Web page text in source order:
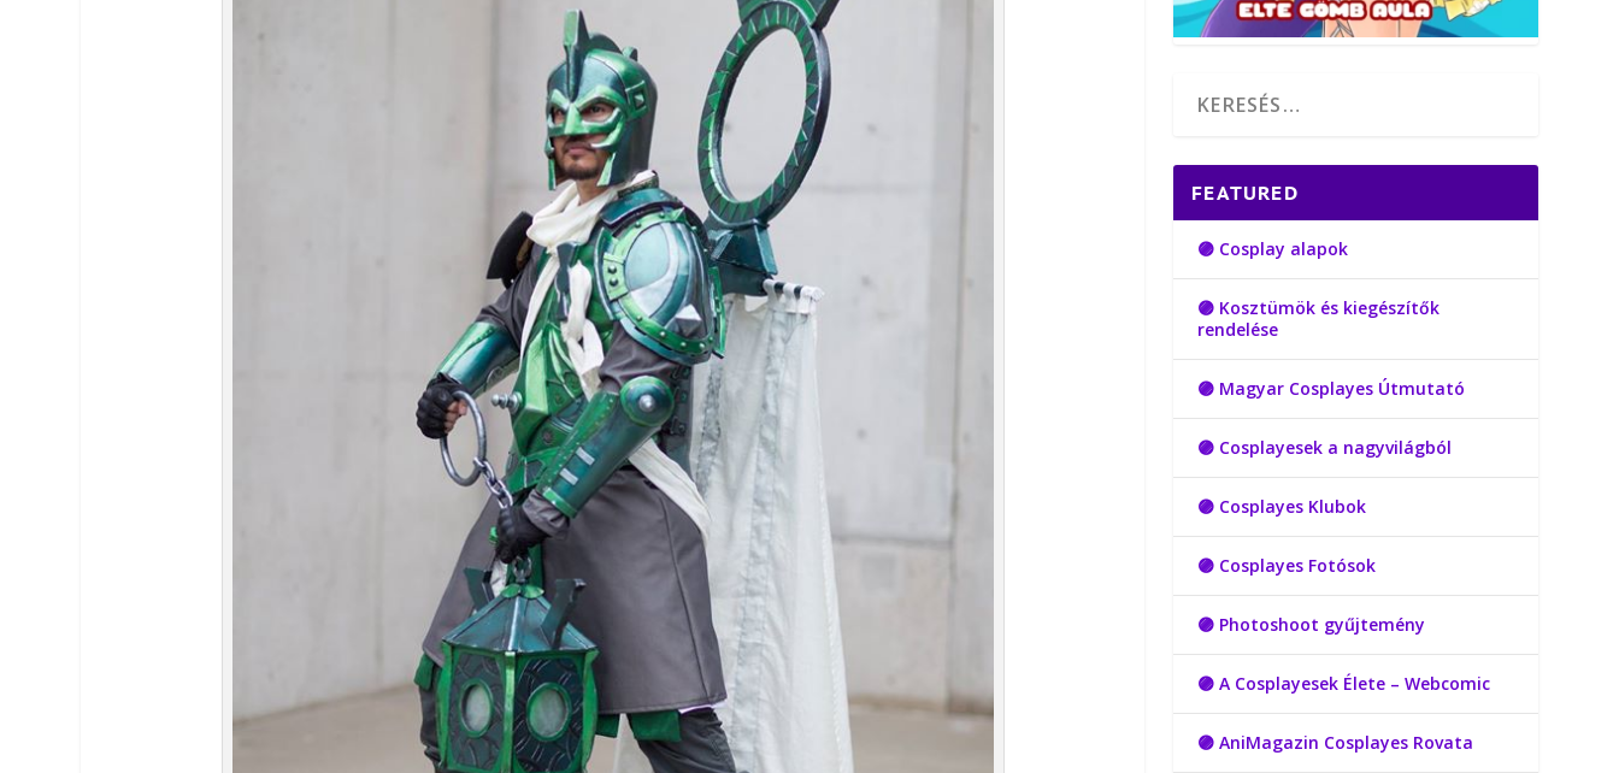
FEATURED
🟣 Cosplay alapok
🟣 Kosztümök és kiegészítők
rendelése
🟣 Magyar Cosplayes Útmutató
🟣 Cosplayesek a nagyvilágból
🟣 Cosplayes Klubok
🟣 Cosplayes Fotósok
🟣 Photoshoot gyűjtemény
🟣 A Cosplayesek Élete – Webcomic
🟣 AniMagazin Cosplayes Rovata